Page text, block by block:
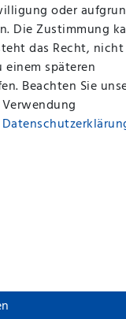
oder
Die Zustimmung
das Recht, nicht
späteren
Beachten Sie
Plenty Lions